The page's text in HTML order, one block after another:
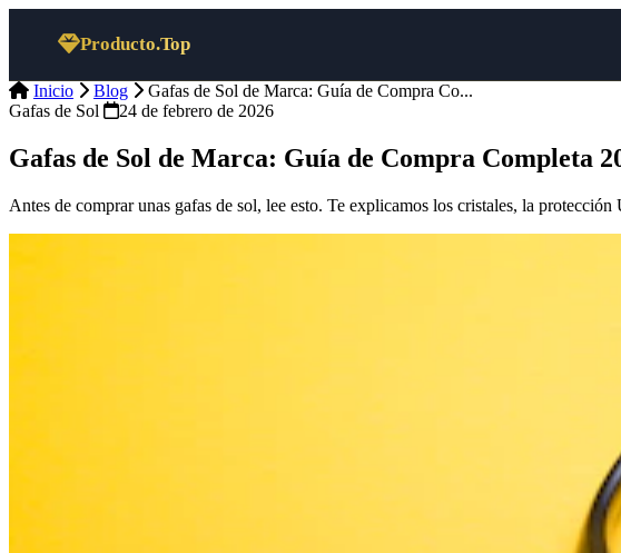
Producto.Top
Inicio Blog
Gafas de Sol de Marca: Guía de Compra Co...
Gafas de Sol
24 de febrero de 2026
Gafas de Sol de Marca: Guía de Compra Completa
Antes de comprar unas gafas de sol, lee esto. Te explicamos los cristales, la